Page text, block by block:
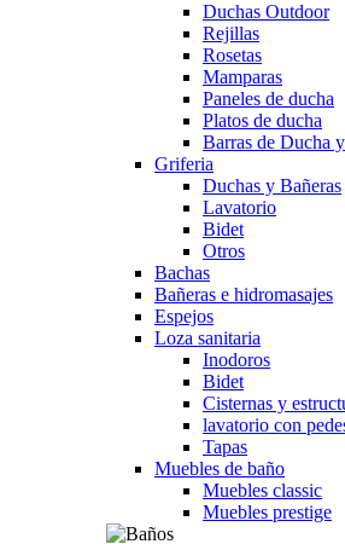
Duchas Outdoor
Rejillas
Rosetas
Mamparas
Paneles de ducha
Platos de ducha
Barras de Ducha
Griferia
Duchas y Bañeras
Lavatorio
Bidet
Otros
Bachas
Bañeras e hidromasajes
Espejos
Loza sanitaria
Inodoros
Bidet
Cisternas y
lavatorio con
Tapas
Muebles de baño
Muebles classic
Muebles prestige